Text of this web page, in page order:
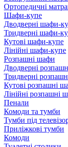
Ортопедичні
Шафи-купе
Дводверні шафи-
Тридверні шафи-
Кутові шафи-купе
Лінійні шафи-купе
Розпашні шафи
Дводверні
Тридверні
Кутові розпашні
Лінійні розпашні
Пенали
Комоди та тумби
Тумби під
Приліжкові тумби
Комоди